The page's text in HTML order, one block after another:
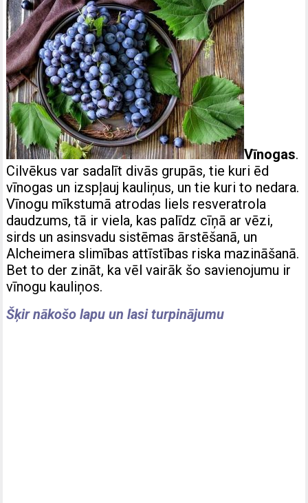
Vīnogas.
Cilvēkus var sadalīt divās grupās, tie kuri ēd
vīnogas un izspļauj kauliņus, un tie kuri to nedara.
Vīnogu mīkstumā atrodas liels resveratrola
daudzums, tā ir viela, kas palīdz cīņā ar vēzi,
sirds un asinsvadu sistēmas ārstēšanā, un
Alcheimera slimības attīstības riska mazināšanā.
Bet to der zināt, ka vēl vairāk šo savienojumu ir
vīnogu kauliņos.
Šķir nākošo lapu un lasi turpinājumu